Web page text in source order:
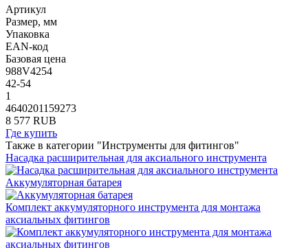
Артикул
Размер, мм
Упаковка
EAN-код
Базовая цена
988V4254
42-54
1
4640201159273
8 577 RUB
Где купить
Также в категории "Инструменты для фитингов"
Насадка расширительная для аксиального инструмента
Аккумуляторная батарея
Комплект аккумуляторного инструмента для монтажа
аксиальных фитингов